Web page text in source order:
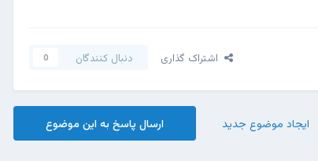
اشتراک گذاری دنبال کنندگان 0
ارسال پاسخ به این موضوع ایجاد موضوع جدید